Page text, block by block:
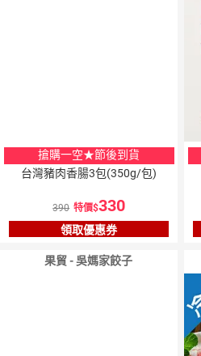
搶購一空★節後到貨
台灣豬肉香腸3包(350g/包)
390 特價 330
領取優惠券
果貿 - 吳媽家餃子